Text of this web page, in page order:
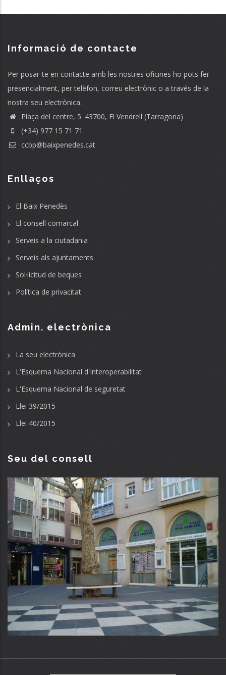
Informació de contacte
Per posar-te en contacte amb les nostres oficines ho pots fer
presencialment, per telèfon, correu electrònic o a través de la
nostra seu electrònica.
Plaça del centre, 5. 43700, El Vendrell (Tarragona)
(+34) 977 15 71 71
ccbp@baixpenedes.cat
Enllaços
El Baix Penedès
El consell comarcal
Serveis a la ciutadania
Serveis als ajuntaments
Sol·licitud de beques
Política de privacitat
Admin. electrònica
La seu electrònica
L'Esquema Nacional d'Interoperabilitat
L'Esquema Nacional de seguretat
Llei 39/2015
Llei 40/2015
Seu del consell